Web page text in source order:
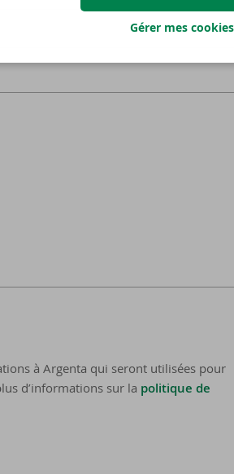
Gérer mes cookies
à Argenta qui seront utilisées pour
d’informations sur la politique de